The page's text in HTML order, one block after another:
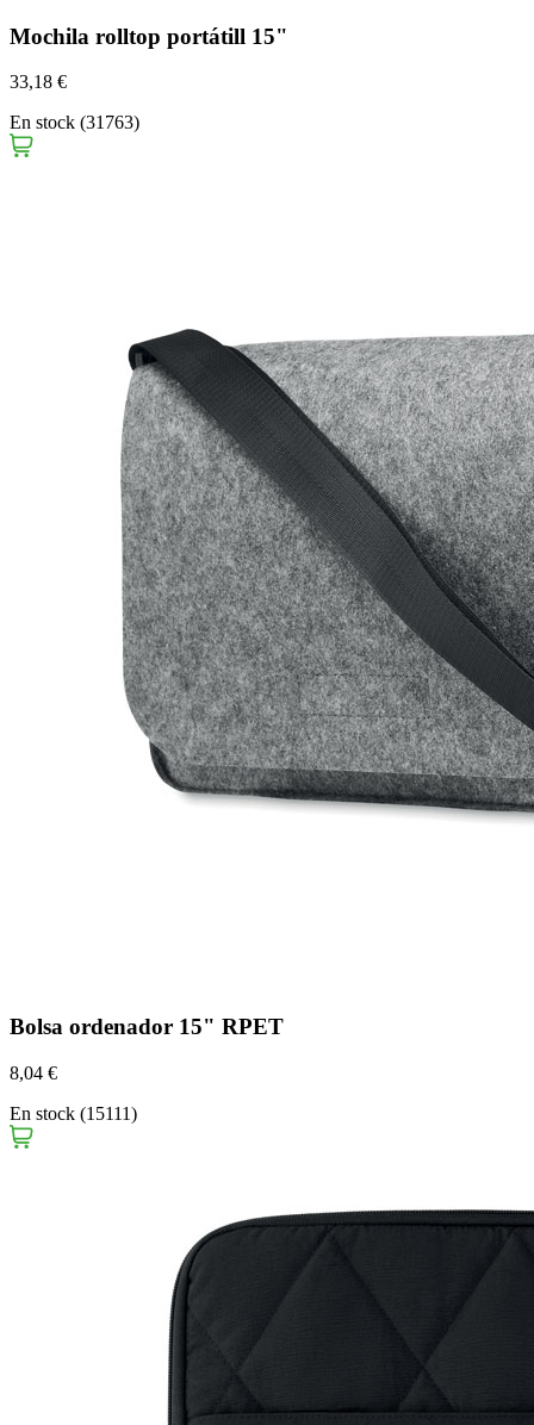
Mochila rolltop portátill 15"
33,18 €
En stock (31763)
Bolsa ordenador 15" RPET
8,04 €
En stock (15111)